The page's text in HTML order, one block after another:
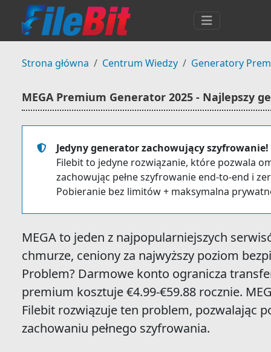
Strona główna Centrum Wiedzy Generatory
MEGA Premium Generator 2025 - Najlepszy
Jedyny generator zachowujący szyfrowanie!
Filebit to jedyne rozwiązanie, które pozwala
zachowując pełne szyfrowanie end-to-end i
Pobieranie bez limitów + maksymalna
MEGA to jeden z najpopularniejszych
chmurze, ceniony za najwyższy poziom
Problem? Darmowe konto ogranicza
premium kosztuje €4.99-€59.88 rocznie.
Filebit rozwiązuje ten problem, pozwalając
zachowaniu pełnego szyfrowania.